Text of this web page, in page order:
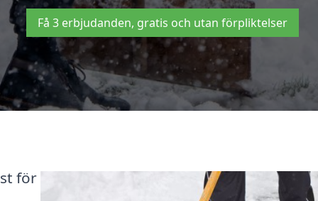
Få 3 erbjudanden, gratis och utan förpliktelser
för